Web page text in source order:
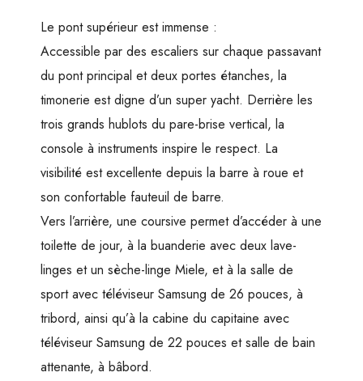
Le pont supérieur est immense :
Accessible par des escaliers sur chaque passavant
du pont principal et deux portes étanches, la
timonerie est digne d’un super yacht. Derrière les
trois grands hublots du pare-brise vertical, la
console à instruments inspire le respect. La
visibilité est excellente depuis la barre à roue et
son confortable fauteuil de barre.
Vers l’arrière, une coursive permet d’accéder à une
toilette de jour, à la buanderie avec deux lave-
linges et un sèche-linge Miele, et à la salle de
sport avec téléviseur Samsung de 26 pouces, à
tribord, ainsi qu’à la cabine du capitaine avec
téléviseur Samsung de 22 pouces et salle de bain
attenante, à bâbord.